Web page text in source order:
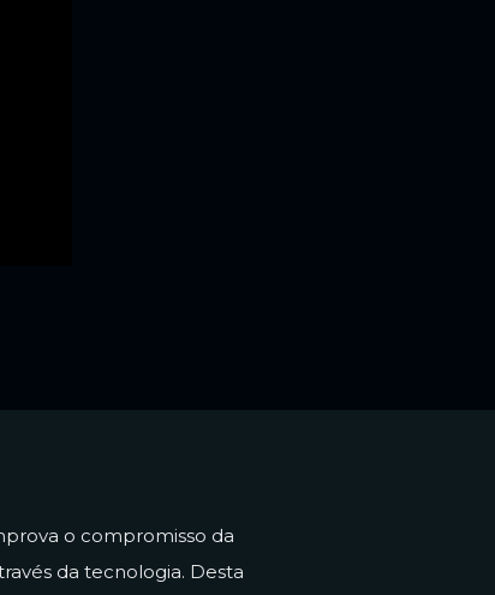
o compromisso da
da tecnologia. Desta